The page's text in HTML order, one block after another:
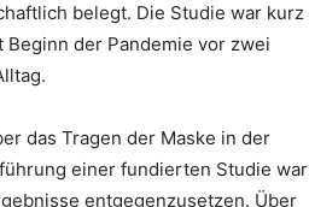
belegt. Die Studie war kurz
der Pandemie vor zwei
das Tragen der Maske in der
einer fundierten Studie war
entgegenzusetzen. Über